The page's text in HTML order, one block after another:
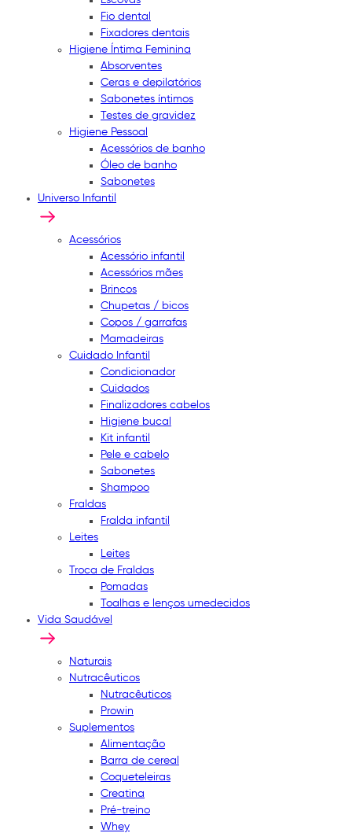
Fio dental
Fixadores dentais
Higiene Íntima Feminina
Absorventes
Ceras e depilatórios
Sabonetes íntimos
Testes de gravidez
Higiene Pessoal
Acessórios de banho
Óleo de banho
Sabonetes
Universo Infantil
Acessórios
Acessório infantil
Acessórios mães
Brincos
Chupetas / bicos
Copos / garrafas
Mamadeiras
Cuidado Infantil
Condicionador
Cuidados
Finalizadores cabelos
Higiene bucal
Kit infantil
Pele e cabelo
Sabonetes
Shampoo
Fraldas
Fralda infantil
Leites
Leites
Troca de Fraldas
Pomadas
Toalhas e lenços umedecidos
Vida Saudável
Naturais
Nutracêuticos
Nutracêuticos
Prowin
Suplementos
Alimentação
Barra de cereal
Coqueteleiras
Creatina
Pré-treino
Whey